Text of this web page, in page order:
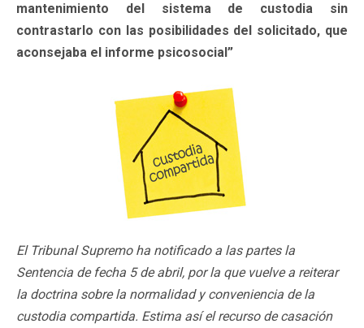
mantenimiento del sistema de custodia sin
contrastarlo con las posibilidades del solicitado, que
aconsejaba el informe psicosocial”
El Tribunal Supremo ha notificado a las partes la
Sentencia de fecha 5 de abril, por la que vuelve a reiterar
la doctrina sobre la normalidad y conveniencia de la
custodia compartida. Estima así el recurso de casación